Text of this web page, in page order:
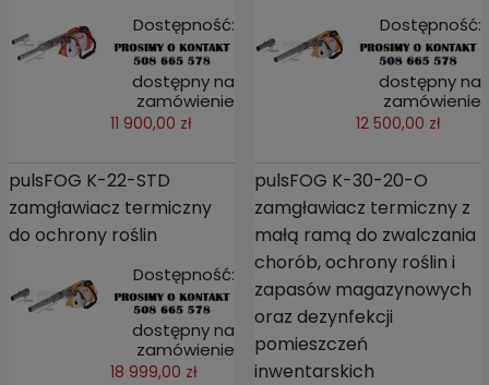
Dostępność:
dostępny na
zamówienie
11 900,00 zł
Dostępność:
dostępny na
zamówienie
12 500,00 zł
pulsFOG K-22-STD
zamgławiacz termiczny
do ochrony roślin
Dostępność:
dostępny na
zamówienie
18 999,00 zł
pulsFOG K-30-20-O
zamgławiacz termiczny z
małą ramą do zwalczania
chorób, ochrony roślin i
zapasów magazynowych
oraz dezynfekcji
pomieszczeń
inwentarskich